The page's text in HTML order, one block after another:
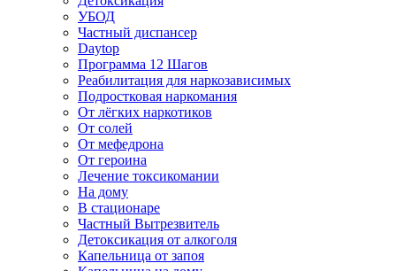
УБОД
Частный диспансер
Daytop
Программа 12 Шагов
Реабилитация для наркозависимых
Подростковая наркомания
От лёгких наркотиков
От солей
От мефедрона
От героина
Лечение токсикомании
На дому
В стационаре
Частный Вытрезвитель
Детоксикация от алкоголя
Капельница от запоя